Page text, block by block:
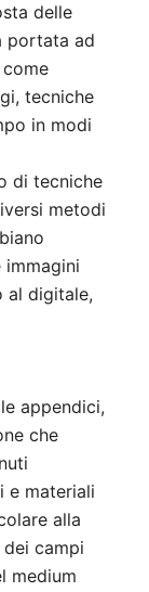
delle
portata ad
tecniche
in modi
di tecniche
metodi
al digitale,
appendici,
che
e materiali
alla
campi
medium